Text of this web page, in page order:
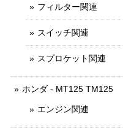
フィルター関連
スイッチ関連
スプロケット関連
ホンダ - MT125 TM125
エンジン関連